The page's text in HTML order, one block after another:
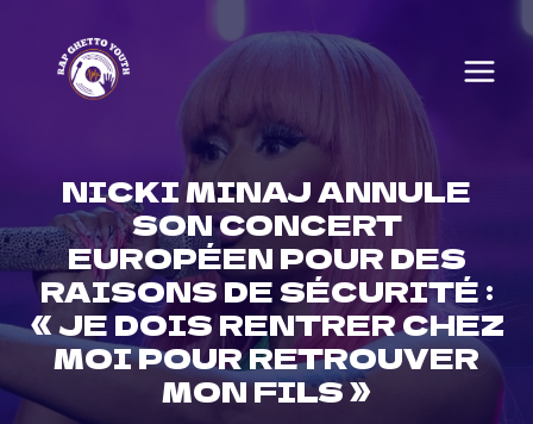
content
NICKI MINAJ ANNULE
SON CONCERT
EUROPÉEN POUR DES
RAISONS DE SÉCURITÉ :
« JE DOIS RENTRER CHEZ
MOI POUR RETROUVER
MON FILS »